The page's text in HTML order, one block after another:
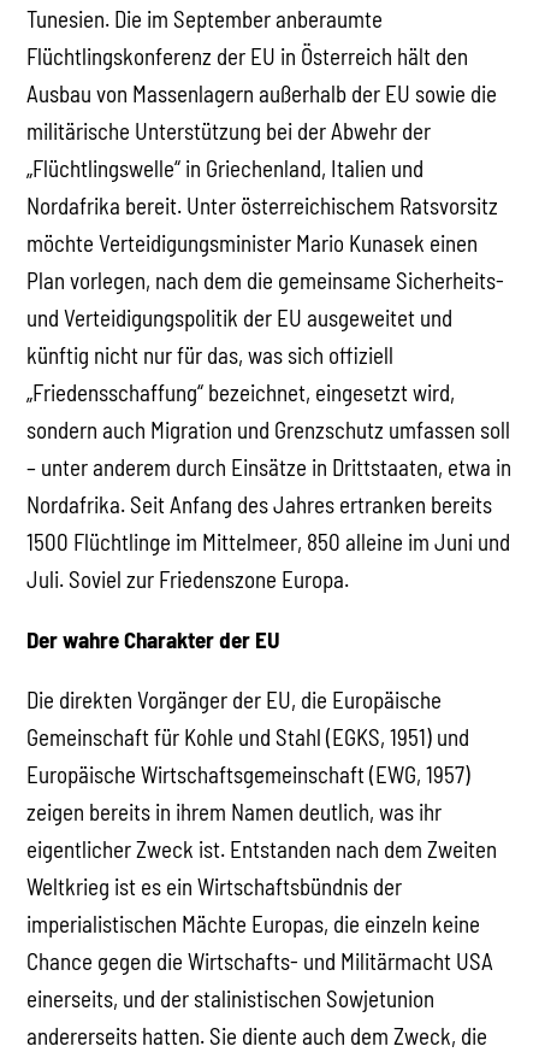
Tunesien. Die im September anberaumte
Flüchtlingskonferenz der EU in Österreich hält den
Ausbau von Massenlagern außerhalb der EU sowie die
militärische Unterstützung bei der Abwehr der
„Flüchtlingswelle“ in Griechenland, Italien und
Nordafrika bereit. Unter österreichischem Ratsvorsitz
möchte Verteidigungsminister Mario Kunasek einen
Plan vorlegen, nach dem die gemeinsame Sicherheits-
und Verteidigungspolitik der EU ausgeweitet und
künftig nicht nur für das, was sich offiziell
„Friedensschaffung“ bezeichnet, eingesetzt wird,
sondern auch Migration und Grenzschutz umfassen soll
– unter anderem durch Einsätze in Drittstaaten, etwa in
Nordafrika. Seit Anfang des Jahres ertranken bereits
1500 Flüchtlinge im Mittelmeer, 850 alleine im Juni und
Juli. Soviel zur Friedenszone Europa.
Der wahre Charakter der EU
Die direkten Vorgänger der EU, die Europäische
Gemeinschaft für Kohle und Stahl (EGKS, 1951) und
Europäische Wirtschaftsgemeinschaft (EWG, 1957)
zeigen bereits in ihrem Namen deutlich, was ihr
eigentlicher Zweck ist. Entstanden nach dem Zweiten
Weltkrieg ist es ein Wirtschaftsbündnis der
imperialistischen Mächte Europas, die einzeln keine
Chance gegen die Wirtschafts- und Militärmacht USA
einerseits, und der stalinistischen Sowjetunion
andererseits hatten. Sie diente auch dem Zweck, die